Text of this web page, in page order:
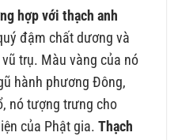
hợp với thạch anh
đậm chất dương và
trụ. Màu vàng của nó
hành phương Đông,
nó tượng trưng cho
của Phật gia.Thạch